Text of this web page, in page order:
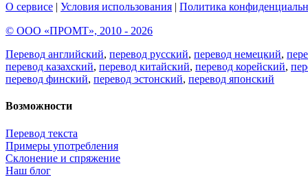
О сервисе | Условия использования | Политика
© ООО «ПРОМТ», 2010 - 2026
Перевод английский, перевод русский, перевод немецкий,
перевод казахский, перевод китайский, перевод корейский,
перевод финский, перевод эстонский, перевод японский
Возможности
Перевод текста
Примеры употребления
Склонение и спряжение
Наш блог